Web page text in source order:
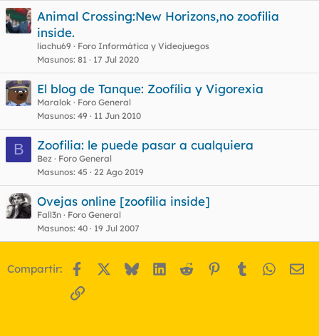
Animal Crossing:New Horizons,no zoofilia
inside.
liachu69
Foro Informática y Videojuegos
Masunos 81 17 Jul 2020
El blog de Tanque: Zoofília y Vigorexia
Maralok
Foro General
Masunos 49 11 Jun 2010
B Zoofilia: le puede pasar a cualquiera
Bez
Foro General
Masunos 45 22 Ago 2019
Ovejas online [zoofilia inside]
Fall3n
Foro General
Masunos 40 19 Jul 2007
Compartir: Facebook BlueskyLinkedIn
Reddit Pinterest
Tumblr
Enlace